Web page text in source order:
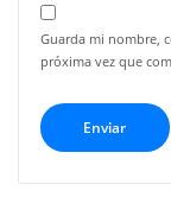
Guarda mi nombre,
próxima vez que